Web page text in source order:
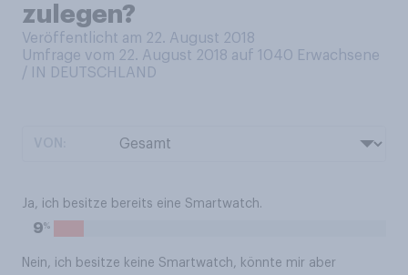
zulegen?
Veröffentlicht am 22. August 2018
Umfrage vom 22. August 2018 auf 1040 Erwachsene
/ IN DEUTSCHLAND
Ja, ich besitze bereits eine Smartwatch.
9%
Nein, ich besitze keine Smartwatch, könnte mir aber